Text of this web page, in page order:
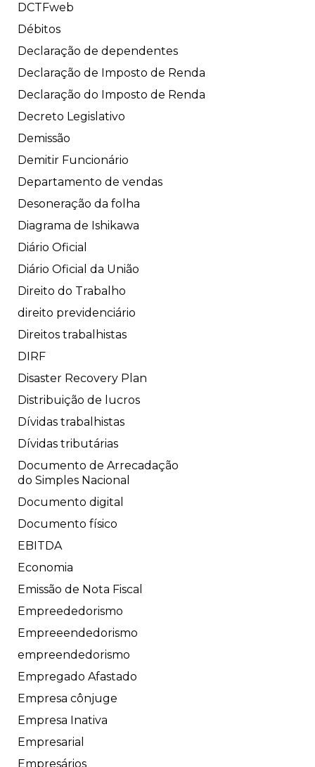
DCTFweb
Débitos
Declaração de dependentes
Declaração de Imposto de Renda
Declaração do Imposto de Renda
Decreto Legislativo
Demissão
Demitir Funcionário
Departamento de vendas
Desoneração da folha
Diagrama de Ishikawa
Diário Oficial
Diário Oficial da União
Direito do Trabalho
direito previdenciário
Direitos trabalhistas
DIRF
Disaster Recovery Plan
Distribuição de lucros
Dívidas trabalhistas
Dívidas tributárias
Documento de Arrecadação
do Simples Nacional
Documento digital
Documento físico
EBITDA
Economia
Emissão de Nota Fiscal
Empreededorismo
Empreeendedorismo
empreendedorismo
Empregado Afastado
Empresa cônjuge
Empresa Inativa
Empresarial
Empresários